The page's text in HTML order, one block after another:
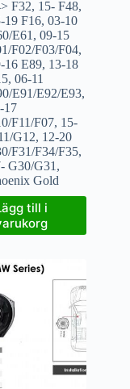
F32, 15- F48,
19 F16,03-10
E61 ,09-15
F02/F03/F04,
16 E89, 13-18
,06-11
E91/E92/E93,
17
F11/F07, 15-
G12, 12-20
F31/F34/F35,
G30/G31 ,
Gold
till i